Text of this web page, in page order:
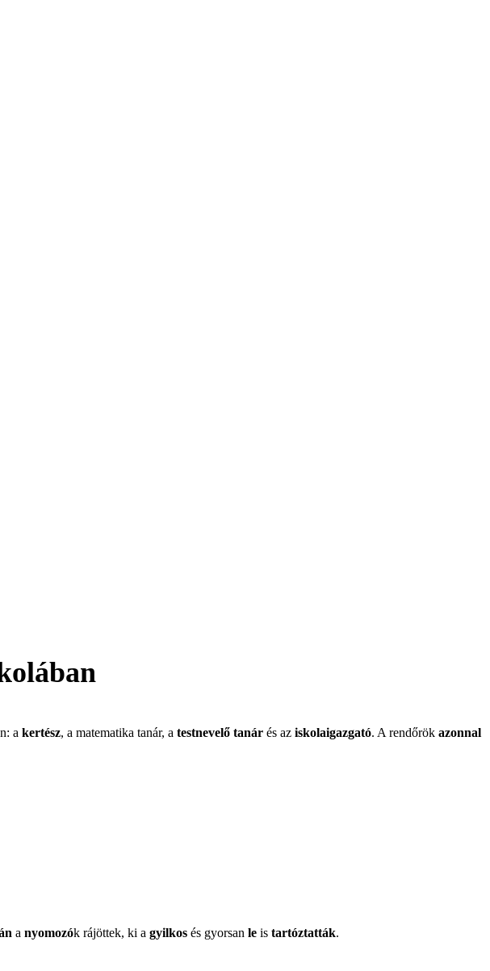
a kertész, a matematika tanár, a testnevelő tanár és az iskolaigazgató. A rendőrök azonnal
a nyomozók rájöttek, ki a gyilkos és gyorsan le is tartóztatták.